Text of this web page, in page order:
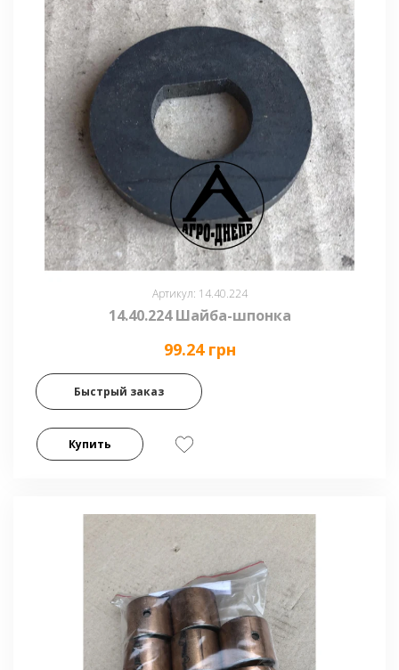
Артикул: 14.40.224
14.40.224 Шайба-шпонка
99.24 грн
Быстрый заказ
Купить